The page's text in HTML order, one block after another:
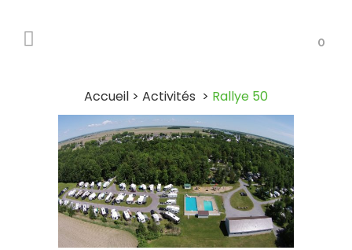
0
Accueil > Activités > Rallye 50